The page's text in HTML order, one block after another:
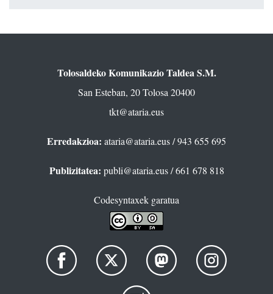
Tolosaldeko Komunikazio Taldea S.M.
San Esteban, 20 Tolosa 20400
tkt@ataria.eus
Erredakzioa: ataria@ataria.eus/ 943 655 695
Publizitatea: publi@ataria.eus/ 661 678 818
Codesyntaxek garatua